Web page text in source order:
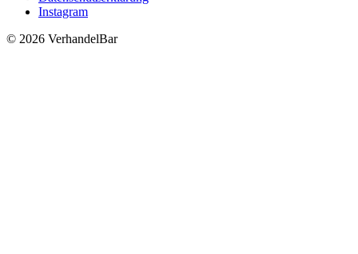
Instagram
© 2026 VerhandelBar